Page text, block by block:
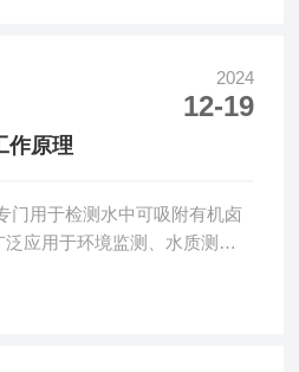
堵塞；进样管路若受到外力挤
会影响样品的输送。​进样量不
的重复性和准确性。可能是因
样针的刻度不准...
2024
12-19
作原理
门用于检测水中可吸附有机卤
应用于环境监测、水质测
素燃烧炉的基本工作原理是高